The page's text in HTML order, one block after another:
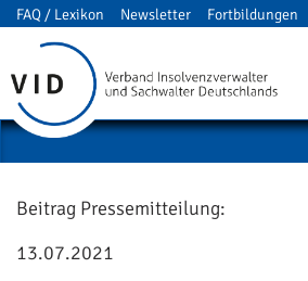
FAQ / Lexikon Newsletter Fortbildungen
Mitgliederbereich
Beitrag Pressemitteilung:
13.07.2021